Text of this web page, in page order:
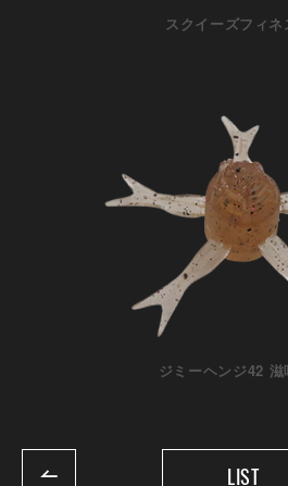
スクイーズフィネ
ジミーヘンジ42 滋
LIST